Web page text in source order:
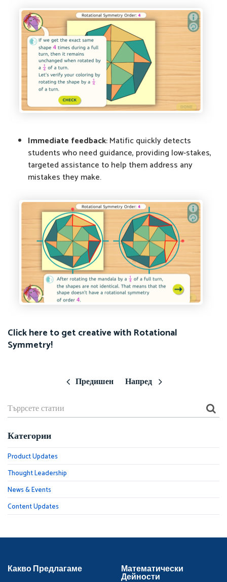
Immediate feedback: Matific quickly detects
students who need guidance, providing low-stakes,
targeted assistance to help them address any
mistakes they make.
Click here to get creative with Rotational
Symmetry!
Предишен Напред
Категории
Product Updates
Thought Leadership
News & Events
Content Updates
Какво Предлагаме
Математически
Дейности